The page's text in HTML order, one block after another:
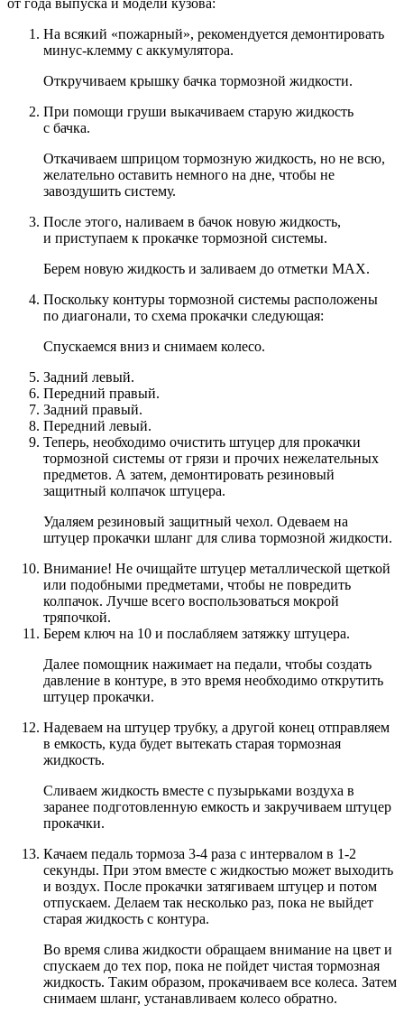
от года выпуска и модели кузова:
На всякий «пожарный», рекомендуется демонтировать
минус-клемму с аккумулятора.
Откручиваем крышку бачка тормозной жидкости.
При помощи груши выкачиваем старую жидкость
с бачка.
Откачиваем шприцом тормозную жидкость, но не всю,
желательно оставить немного на дне, чтобы не
завоздушить систему.
После этого, наливаем в бачок новую жидкость,
и приступаем к прокачке тормозной системы.
Берем новую жидкость и заливаем до отметки MAX.
Поскольку контуры тормозной системы расположены
по диагонали, то схема прокачки следующая:
Спускаемся вниз и снимаем колесо.
Задний левый.
Передний правый.
Задний правый.
Передний левый.
Теперь, необходимо очистить штуцер для прокачки
тормозной системы от грязи и прочих нежелательных
предметов. А затем, демонтировать резиновый
защитный колпачок штуцера.
Удаляем резиновый защитный чехол. Одеваем на
штуцер прокачки шланг для слива тормозной жидкости.
Внимание! Не очищайте штуцер металлической щеткой
или подобными предметами, чтобы не повредить
колпачок. Лучше всего воспользоваться мокрой
тряпочкой.
Берем ключ на 10 и послабляем затяжку штуцера.
Далее помощник нажимает на педали, чтобы создать
давление в контуре, в это время необходимо открутить
штуцер прокачки.
Надеваем на штуцер трубку, а другой конец отправляем
в емкость, куда будет вытекать старая тормозная
жидкость.
Сливаем жидкость вместе с пузырьками воздуха в
заранее подготовленную емкость и закручиваем штуцер
прокачки.
Качаем педаль тормоза 3-4 раза с интервалом в 1-2
секунды. При этом вместе с жидкостью может выходить
и воздух. После прокачки затягиваем штуцер и потом
отпускаем. Делаем так несколько раз, пока не выйдет
старая жидкость с контура.
Во время слива жидкости обращаем внимание на цвет и
спускаем до тех пор, пока не пойдет чистая тормозная
жидкость. Таким образом, прокачиваем все колеса. Затем
снимаем шланг, устанавливаем колесо обратно.